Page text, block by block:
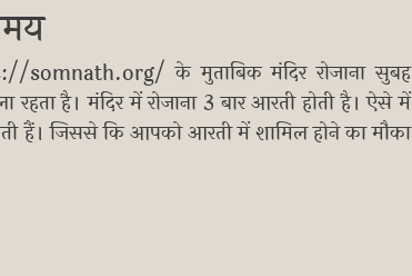
somnath.org/ के मुताबिक मंदिर रोजाना सुबह
है। मंदिर में रोजाना 3 बार आरती होती है। ऐसे में
हैं। जिससे कि आपको आरती में शामिल होने का मौका